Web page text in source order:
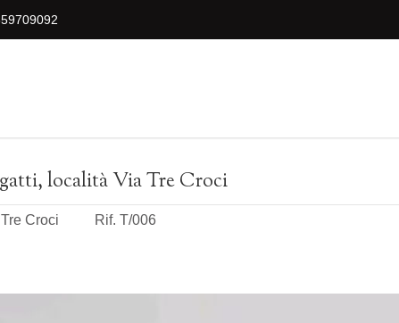
località Via Tre Croci
Croci Rif. T/006